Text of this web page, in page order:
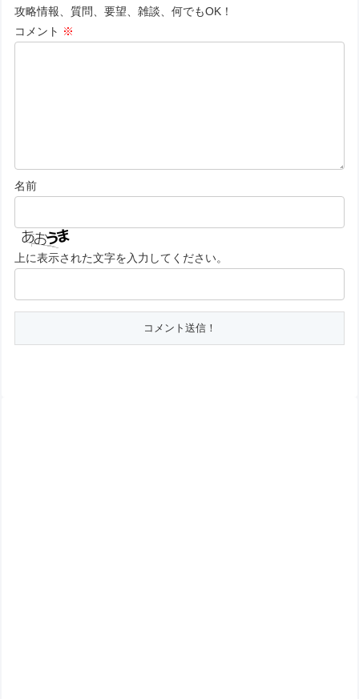
攻略情報、質問、要望、雑談、何でもOK！
コメント ※
名前
上に表示された文字を入力してください。